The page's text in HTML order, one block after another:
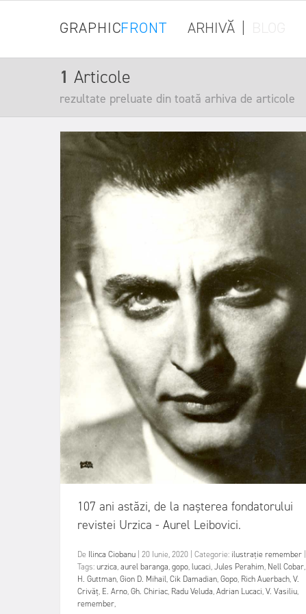
GRAPHICFRONT ARHIVĂ
1 Articole
rezultate preluate din toată arhiva de articole
107 ani astăzi, de la nașterea fondatorului
revistei Urzica - Aurel Leibovici.
De Ilinca Ciobanu 20 Iunie, 2020 Categorie: ilustrație remember
Tags:urzica,aurel baranga,gopo,lucaci,Jules Perahim, Nell Cobar,
H. Guttman,Gion D. Mihail,Cik Damadian,Gopo, Rich Auerbach,V.
Crivăț, E. Arno,Gh. Chiriac, Radu Veluda,Adrian Lucaci,V. Vasiliu,
remember,